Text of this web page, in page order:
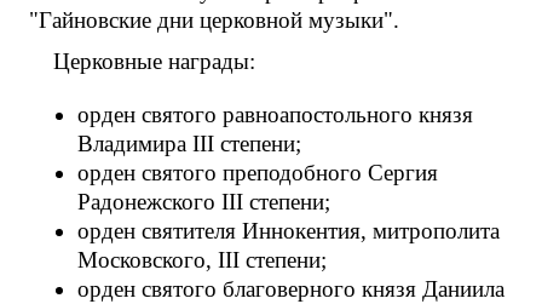
"Гайновские дни церковной музыки".
Церковные награды:
орден святого равноапостольного князя
Владимира III степени;
орден святого преподобного Сергия
Радонежского III степени;
орден святителя Иннокентия, митрополита
Московского, III степени;
орден святого благоверного князя Даниила